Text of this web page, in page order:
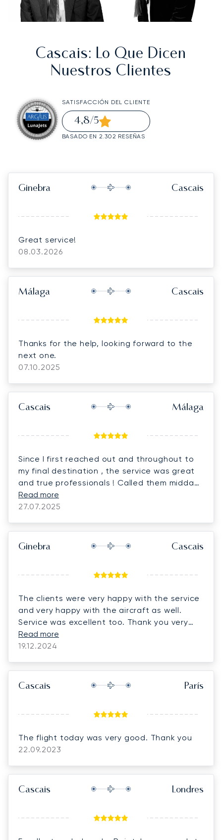
Cascais: Lo Que Dicen
Nuestros Clientes
SATISFACCIÓN DEL CLIENTE
4,8/5
BASADO EN 2.302 RESEÑAS
Ginebra Cascais
Great service!
08.03.2026
Málaga Cascais
Thanks for the help, looking forward to the
next one.
07.10.2025
Cascais Málaga
Since I first reached out and throughout to
my final destination , the service was great
and true professionals ! Called them midday
and was up in the air early evening! Would
definitely use them again! Thank you Marta
Read more
27.07.2025
Ginebra Cascais
The clients were very happy with the service
and very happy with the aircraft as well.
Service was excellent too. Thank you very
much and I look forward to working with you
guys again. A huge thank you to Charly who
thorough professional and was available to
help out with issues throughout the process
Read more
19.12.2024
Cascais París
The flight today was very good. Thank you
22.09.2023
Cascais Londres